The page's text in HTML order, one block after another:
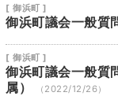
[ 御浜町 ]
御浜町議会一般質
[ 御浜町 ]
御浜町議会一般
属）
（2022/12/26）